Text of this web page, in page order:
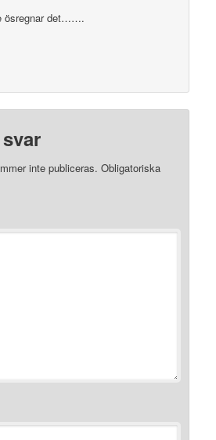
ösregnar det…….
inte publiceras. Obligatoriska